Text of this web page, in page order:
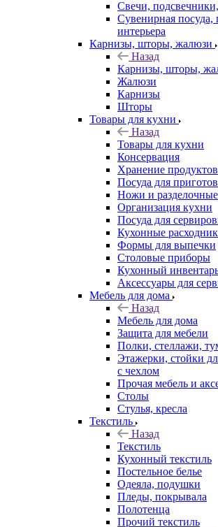
Свечи,
Сувенирная
интерьера
Карнизы, шторы, жалюзи
Назад
Карнизы, шторы,
Жалюзи
Карнизы
Шторы
Товары для кухни
Назад
Товары для кухни
Консервация
Хранение продуктов
Посуда для
Ножи и разделочные
Организация кухни
Посуда для
Кухонные
Формы для выпечки
Столовые приборы
Кухонный
Аксессуары для
Мебель для дома
Назад
Мебель для дома
Защита для мебели
Полки, стеллажи,
Этажерки, стойки
с чехлом
Прочая мебель и
Столы
Стулья, кресла
Текстиль
Назад
Текстиль
Кухонный текстиль
Постельное белье
Одеяла, подушки
Пледы, покрывала
Полотенца
Прочий текстиль